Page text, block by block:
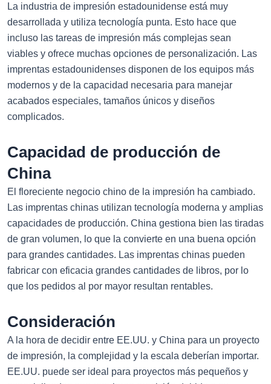
La industria de impresión estadounidense está muy
desarrollada y utiliza tecnología punta. Esto hace que
incluso las tareas de impresión más complejas sean
viables y ofrece muchas opciones de personalización. Las
imprentas estadounidenses disponen de los equipos más
modernos y de la capacidad necesaria para manejar
acabados especiales, tamaños únicos y diseños
complicados.
Capacidad de producción de
China
El floreciente negocio chino de la impresión ha cambiado.
Las imprentas chinas utilizan tecnología moderna y amplias
capacidades de producción. China gestiona bien las tiradas
de gran volumen, lo que la convierte en una buena opción
para grandes cantidades. Las imprentas chinas pueden
fabricar con eficacia grandes cantidades de libros, por lo
que los pedidos al por mayor resultan rentables.
Consideración
A la hora de decidir entre EE.UU. y China para un proyecto
de impresión, la complejidad y la escala deberían importar.
EE.UU. puede ser ideal para proyectos más pequeños y